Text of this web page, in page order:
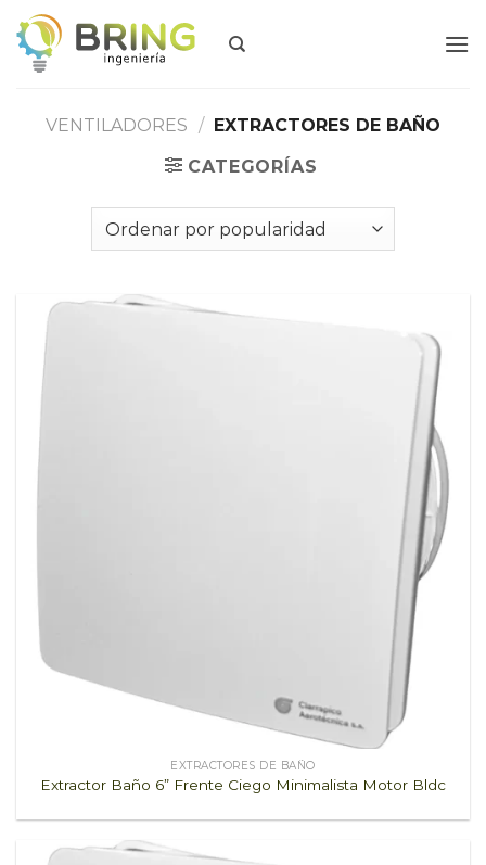
Skip
to
content
VENTILADORES / EXTRACTORES DE BAÑO
CATEGORÍAS
EXTRACTORES DE BAÑO
Extractor Baño 6” Frente Ciego Minimalista Motor Bldc